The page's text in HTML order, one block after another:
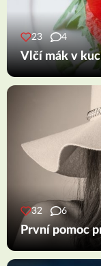
23 4
Vlčí mák v
32 6
První pomoc